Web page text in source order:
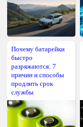
Почему батарейки
быстро
разряжаются: 7
причин и способы
продлить срок
службы